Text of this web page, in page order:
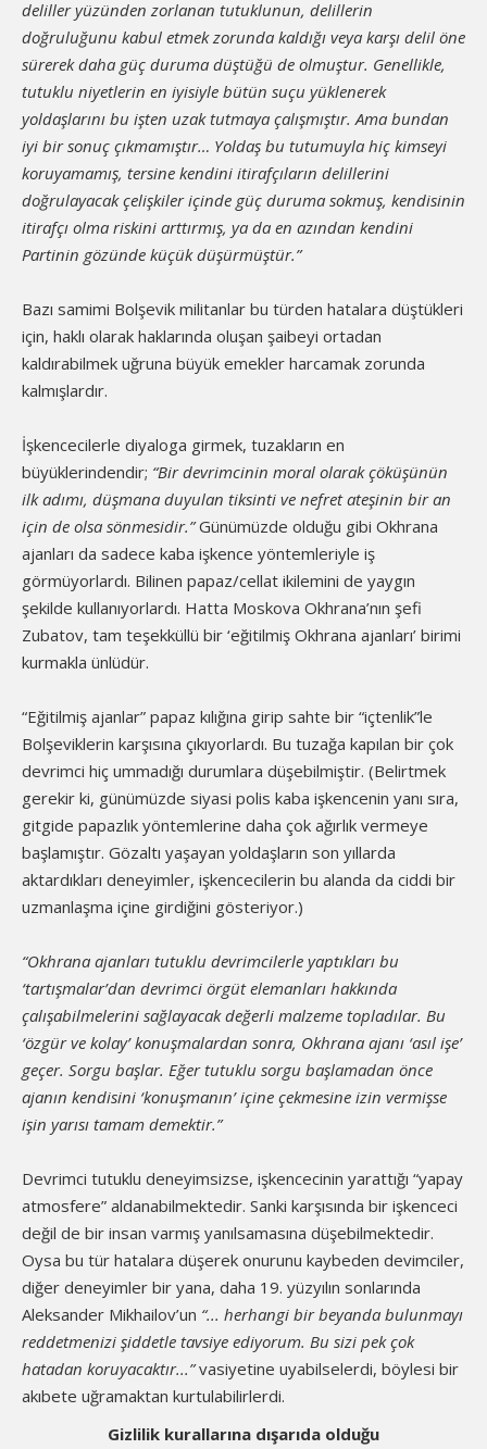
deliller yüzünden zorlanan tutuklunun, delillerin
doğruluğunu kabul etmek zorunda kaldığı veya karşı delil öne
sürerek daha güç duruma düştüğü de olmuştur. Genellikle,
tutuklu niyetlerin en iyisiyle bütün suçu yüklenerek
yoldaşlarını bu işten uzak tutmaya çalışmıştır. Ama bundan
iyi bir sonuç çıkmamıştır… Yoldaş bu tutumuyla hiç kimseyi
koruyamamış, tersine kendini itirafçıların delillerini
doğrulayacak çelişkiler içinde güç duruma sokmuş, kendisinin
itirafçı olma riskini arttırmış, ya da en azından kendini
Partinin gözünde küçük düşürmüştür.”
Bazı samimi Bolşevik militanlar bu türden hatalara düştükleri
için, haklı olarak haklarında oluşan şaibeyi ortadan
kaldırabilmek uğruna büyük emekler harcamak zorunda
kalmışlardır.
İşkencecilerle diyaloga girmek, tuzakların en
büyüklerindendir; “Bir devrimcinin moral olarak çöküşünün
ilk adımı, düşmana duyulan tiksinti ve nefret ateşinin bir an
için de olsa sönmesidir.”Günümüzde olduğu gibi Okhrana
ajanları da sadece kaba işkence yöntemleriyle iş
görmüyorlardı. Bilinen papaz/cellat ikilemini de yaygın
şekilde kullanıyorlardı. Hatta Moskova Okhrana’nın şefi
Zubatov, tam teşekküllü bir ‘eğitilmiş Okhrana ajanları’ birimi
kurmakla ünlüdür.
“Eğitilmiş ajanlar” papaz kılığına girip sahte bir “içtenlik”le
Bolşeviklerin karşısına çıkıyorlardı. Bu tuzağa kapılan bir çok
devrimci hiç ummadığı durumlara düşebilmiştir. (Belirtmek
gerekir ki, günümüzde siyasi polis kaba işkencenin yanı sıra,
gitgide papazlık yöntemlerine daha çok ağırlık vermeye
başlamıştır. Gözaltı yaşayan yoldaşların son yıllarda
aktardıkları deneyimler, işkencecilerin bu alanda da ciddi bir
uzmanlaşma içine girdiğini gösteriyor.)
“Okhrana ajanları tutuklu devrimcilerle yaptıkları bu
‘tartışmalar’dan devrimci örgüt elemanları hakkında
çalışabilmelerini sağlayacak değerli malzeme topladılar. Bu
‘özgür ve kolay’ konuşmalardan sonra, Okhrana ajanı ‘asıl işe’
geçer. Sorgu başlar. Eğer tutuklu sorgu başlamadan önce
ajanın kendisini ‘konuşmanın’ içine çekmesine izin vermişse
işin yarısı tamam demektir.”
Devrimci tutuklu deneyimsizse, işkencecinin yarattığı “yapay
atmosfere” aldanabilmektedir. Sanki karşısında bir işkenceci
değil de bir insan varmış yanılsamasına düşebilmektedir.
Oysa bu tür hatalara düşerek onurunu kaybeden devimciler,
diğer deneyimler bir yana, daha 19. yüzyılın sonlarında
Aleksander Mikhailov’un “... herhangi bir beyanda bulunmayı
reddetmenizi şiddetle tavsiye ediyorum. Bu sizi pek çok
hatadan koruyacaktır...”vasiyetine uyabilselerdi, böylesi bir
akıbete uğramaktan kurtulabilirlerdi.
Gizlilik kurallarına dışarıda olduğu